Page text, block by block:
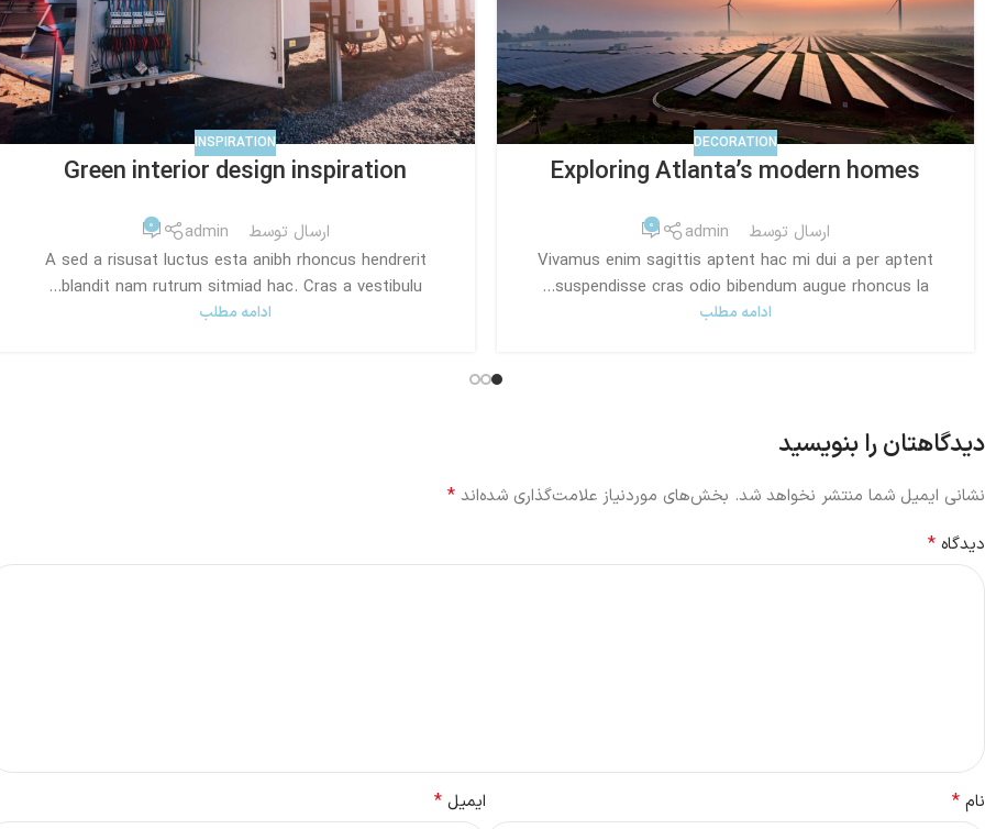
DECORATION
Exploring Atlanta’s modern homes
ارسال توسط admin
0
Vivamus enim sagittis aptent hac mi dui a per aptent
suspendisse cras odio bibendum augue rhoncus la...
ادامه مطلب
INSPIRATION
Green interior design inspiration
ارسال توسط admin
0
A sed a risusat luctus esta anibh rhoncus hendrerit
blandit nam rutrum sitmiad hac. Cras a vestibulu...
ادامه مطلب
دیدگاهتان را بنویسید
نشانی ایمیل شما منتشر نخواهد شد. بخش‌های موردنیاز علامت‌گذاری شده‌اند *
دیدگاه *
نام * ایمیل*